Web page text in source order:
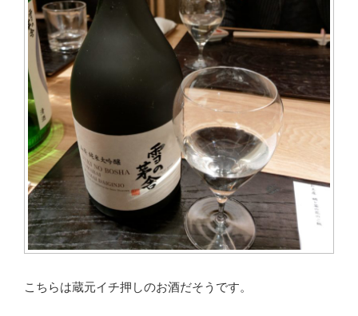
こちらは蔵元イチ押しのお酒だそうです。